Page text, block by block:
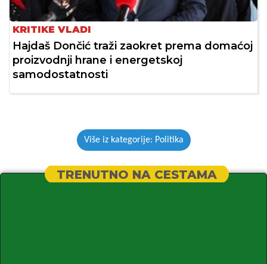
KRITIKE VLADI
Hajdaš Dončić traži zaokret prema domaćoj
proizvodnji hrane i energetskoj
samodostatnosti
Više iz kategorije: Politika
TRENUTNO NA CESTAMA